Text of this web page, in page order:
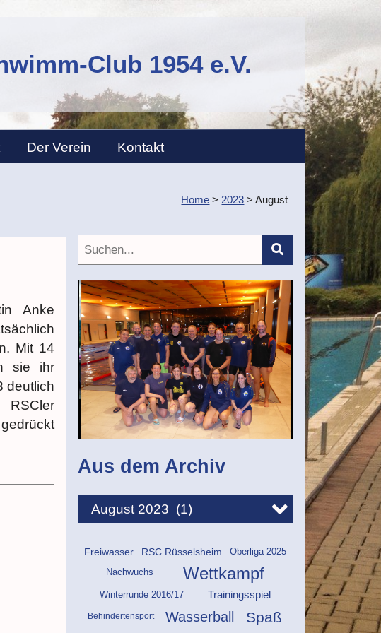
Club 1954 e.V.
Der Verein Kontakt
Home > 2023 >August
Anke
Mit 14
sie ihr
deutlich
Aus dem Archiv
Freiwasser RSC Rüsselsheim Oberliga 2025
Nachwuchs Wettkampf
Winterrunde 2016/17 Trainingsspiel
Behindertensport Wasserball Spaß